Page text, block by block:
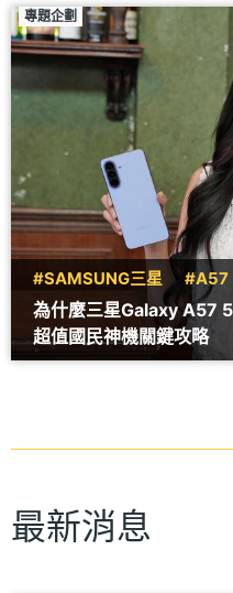
專題企劃
#SAMSUNG三星 #A57
為什麼三星Galaxy A57
超值國民神機關鍵攻略
最新消息